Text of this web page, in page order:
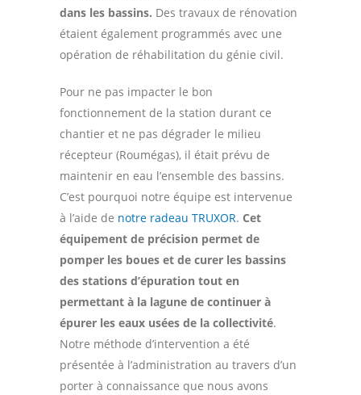
dans les bassins. Des travaux de rénovation
étaient également programmés avec une
opération de réhabilitation du génie civil.
Pour ne pas impacter le bon
fonctionnement de la station durant ce
chantier et ne pas dégrader le milieu
récepteur (Roumégas), il était prévu de
maintenir en eau l’ensemble des bassins.
C’est pourquoi notre équipe est intervenue
à l’aide de notre radeau TRUXOR. Cet
équipement de précision permet de
pomper les boues et de curer les bassins
des stations d’épuration tout en
permettant à la lagune de continuer à
épurer les eaux usées de la collectivité.
Notre méthode d’intervention a été
présentée à l’administration au travers d’un
porter à connaissance que nous avons